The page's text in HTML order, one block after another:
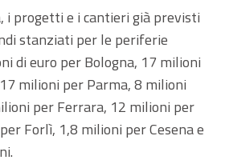
i progetti e i cantieri già previsti
stanziati per le periferie
di euro per Bologna, 17 milioni
milioni per Parma, 8 milioni
per Ferrara, 12 milioni per
Forlì, 1,8 milioni per Cesena e